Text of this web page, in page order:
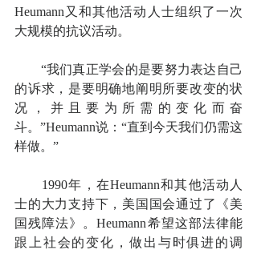
Heumann又和其他活动人士组织了一次
大规模的抗议活动。
“我们真正学会的是要努力表达自己
的诉求，是要明确地阐明所要改变的状
况，并且要为所需的变化而奋
斗。”Heumann说：“直到今天我们仍需这
样做。”
1990年，在Heumann和其他活动人
士的大力支持下，美国国会通过了《美
国残障法》。Heumann希望这部法律能
跟上社会的变化，做出与时俱进的调